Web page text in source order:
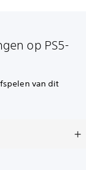
op PS5-
van dit